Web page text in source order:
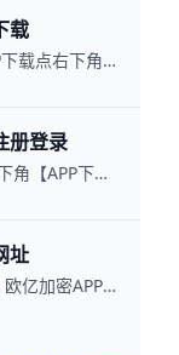
载
苹果下载 欧亿加密APP下载点右下角【APP下载】联系客服 每日更新可用链接
册登录
欧亿加密APP下载点右下角【APP下载】联系客服 每日更新可用链接
址
国内用户可注册后下载 欧亿加密APP下载点右下角【APP下载】联系客服 每日更新可用链接